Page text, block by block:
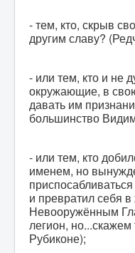
- тем, кто, скрыв
другим славу?
- или тем, кто и не
окружающие, в
давать им
большинство
- или тем, кто
именем, но
и превратил себя
Невооружённым
легион,
Рубиконе);